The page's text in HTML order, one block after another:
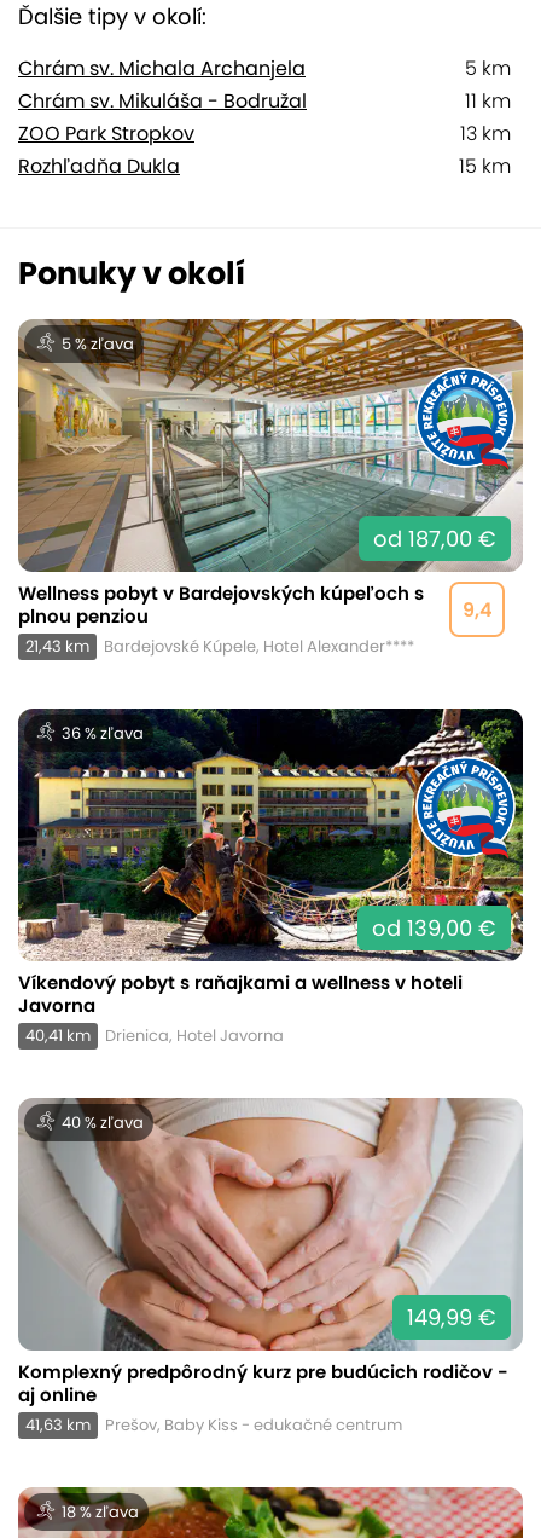
Ďalšie tipy v okolí:
5 km
Chrám sv. Michala Archanjela
11 km
Chrám sv. Mikuláša - Bodružal
13 km
ZOO Park Stropkov
15 km
Rozhľadňa Dukla
Ponuky v okolí
5 % zľava
od 187,00 €
9,4
Wellness pobyt v Bardejovských kúpeľoch s
plnou penziou
21,43 km Bardejovské Kúpele, Hotel Alexander****
36 % zľava
od 139,00 €
Víkendový pobyt s raňajkami a wellness v hoteli
Javorna
40,41 km Drienica, Hotel Javorna
40 % zľava
149,99 €
Komplexný predpôrodný kurz pre budúcich rodičov -
aj online
41,63 km Prešov, Baby Kiss - edukačné centrum
18 % zľava